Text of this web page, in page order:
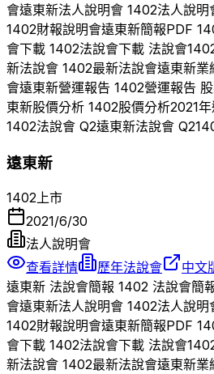
會遠東新法人說明會 1402法人說明
1402財報說明會遠東新簡報PDF
會下載 1402法說會下載 法說會
新法說會 1402最新法說會遠東新業
會遠東新營運報告 1402營運報告
東新股價分析 1402股價分析2021年
1402法說會 Q2遠東新法說會 Q2
遠東新
1402上市
2021/6/30
法人說明會
查看詳情
歷年法說會 中文
遠東新 法說會簡報 1402 法說會簡
會遠東新法人說明會 1402法人說明
1402財報說明會遠東新簡報PDF
會下載 1402法說會下載 法說會
新法說會 1402最新法說會遠東新業